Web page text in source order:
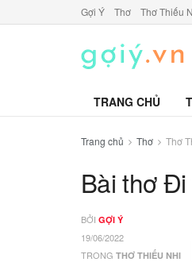
Gợi Ý Thơ Thơ Thiếu
TRANG CHỦ
Trang chủ Thơ Thơ
Bài thơ
BỞI GỢI Ý
19/06/2022
TRONG THƠ THIẾU NHI